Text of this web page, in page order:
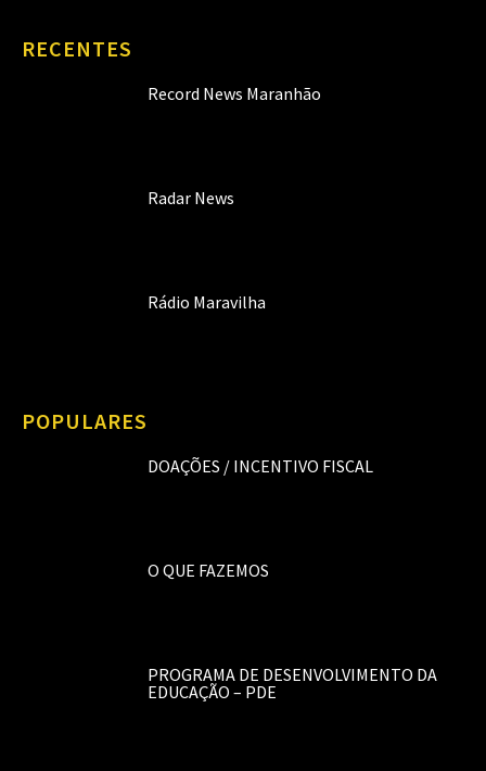
RECENTES
Record News Maranhão
Radar News
Rádio Maravilha
POPULARES
DOAÇÕES / INCENTIVO FISCAL
O QUE FAZEMOS
PROGRAMA DE DESENVOLVIMENTO DA
EDUCAÇÃO – PDE